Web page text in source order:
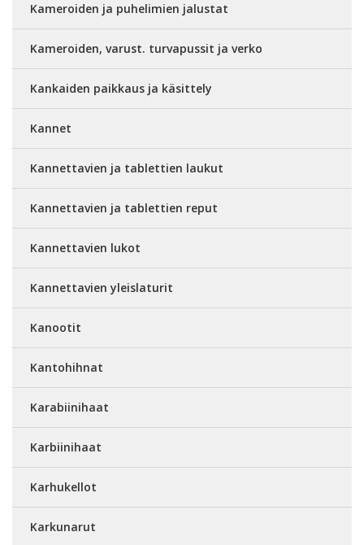
Kameroiden ja puhelimien jalustat
Kameroiden, varust. turvapussit ja verko
Kankaiden paikkaus ja käsittely
Kannet
Kannettavien ja tablettien laukut
Kannettavien ja tablettien reput
Kannettavien lukot
Kannettavien yleislaturit
Kanootit
Kantohihnat
Karabiinihaat
Karbiinihaat
Karhukellot
Karkunarut